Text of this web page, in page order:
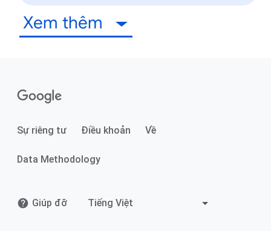
Xem thêm
Sự riêng tư Điều khoản Về
Data Methodology
Giúp đỡ